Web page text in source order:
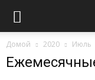
Домой 2020 Июль